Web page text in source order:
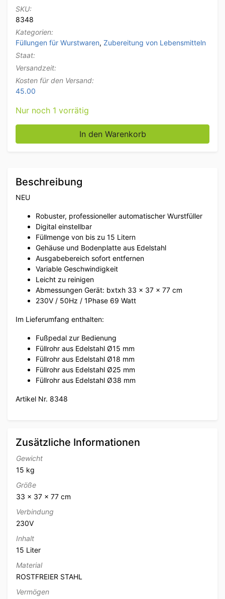
SKU:
8348
Kategorien:
Füllungen für Wurstwaren, Zubereitung von Lebensmitteln
Staat:
Versandzeit:
Kosten für den Versand:
45.00
Nur noch 1 vorrätig
Edelstahl Elektrischer Füllkasten Wurstfüller 15 Liter
In den Warenkorb
Beschreibung
NEU
Robuster, professioneller automatischer Wurstfüller
Digital einstellbar
Füllmenge von bis zu 15 Litern
Gehäuse und Bodenplatte aus Edelstahl
Ausgabebereich sofort entfernen
Variable Geschwindigkeit
Leicht zu reinigen
Abmessungen Gerät: bxtxh 33 x 37 x 77 cm
230V / 50Hz / 1Phase 69 Watt
Im Lieferumfang enthalten:
Fußpedal zur Bedienung
Füllrohr aus Edelstahl Ø15 mm
Füllrohr aus Edelstahl Ø18 mm
Füllrohr aus Edelstahl Ø25 mm
Füllrohr aus Edelstahl Ø38 mm
Artikel Nr. 8348
Zusätzliche Informationen
Gewicht
15 kg
Größe
33 × 37 × 77 cm
Verbindung
230V
Inhalt
15 Liter
Material
ROSTFREIER STAHL
Vermögen